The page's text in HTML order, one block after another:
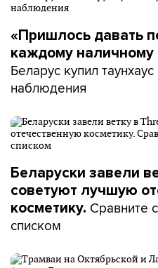
«Пришлось давать
каждому наличному
Беларус купил
наблюдения
Беларуски завели
советуют лучшую
косметику. Сравните
списком